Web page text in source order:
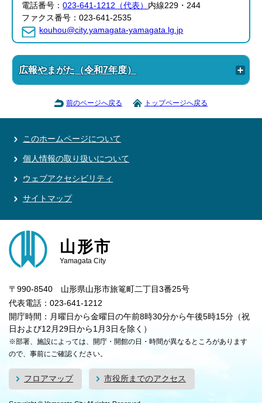
電話番号：023-641-1212（代表） 内線229・244
ファクス番号：023-641-2535
kouhou@city.yamagata-yamagata.lg.jp
広報やまがた（令和7年度）
前のページへ戻る トップページへ戻る
このホームページについて
個人情報の取り扱いについて
ウェブアクセシビリティ
サイトマップ
山形市
Yamagata City
〒990-8540 山形県山形市旅篭町二丁目3番25号
代表電話：023-641-1212
開庁時間：月曜日から金曜日の午前8時30分から午後5時15分（祝
日および12月29日から1月3日を除く）
※部署、施設によっては、開庁・開館の日・時間が異なるところがあります
ので、事前にご確認ください。
フロアマップ 市役所までのアクセス